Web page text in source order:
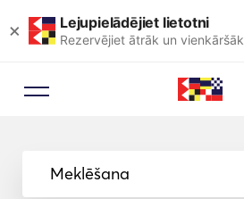
× Lejupielādējiet lietotni
Rezervējiet ātrāk un vienkāršāk
Meklēšana